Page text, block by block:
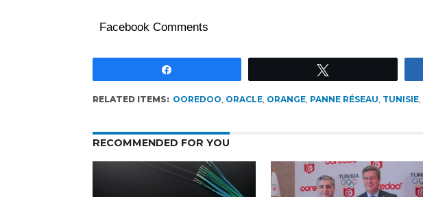
Facebook Comments
RELATED ITEMS: OOREDOO, ORACLE, ORANGE, PANNE RÉSEAU, TUNISIE,
RECOMMENDED FOR YOU